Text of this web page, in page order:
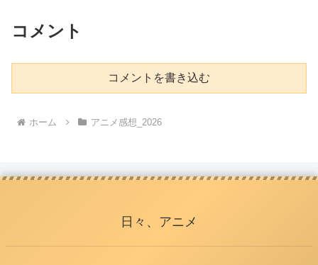
コメント
コメントを書き込む
ホーム アニメ感想_2026
日々、アニメ